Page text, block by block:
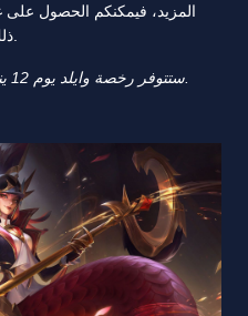
المزيد، فيمكنكم الحصول على